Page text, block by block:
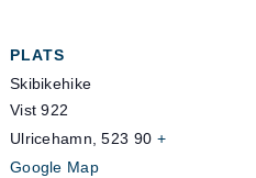
PLATS
Skibikehike
Vist 922
Ulricehamn 523 90 +
Google Map